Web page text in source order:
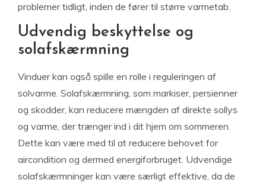
problemer tidligt, inden de fører til større varmetab.
Udvendig beskyttelse og
solafskærmning
Vinduer kan også spille en rolle i reguleringen af
solvarme. Solafskærmning, som markiser, persienner
og skodder, kan reducere mængden af direkte sollys
og varme, der trænger ind i dit hjem om sommeren.
Dette kan være med til at reducere behovet for
aircondition og dermed energiforbruget. Udvendige
solafskærmninger kan være særligt effektive, da de